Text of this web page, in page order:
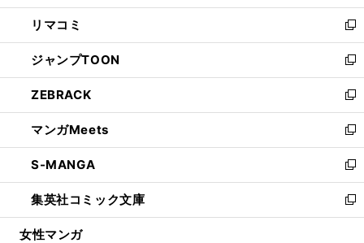
ウ
で
開
く
ン
ド
ウ
で
開
く
ウ
ィ
ン
ド
ウ
で
開
く
し
い
ウ
ィ
ン
ド
ウ
で
開
く
リマコミ
新
し
い
ウ
ィ
ン
ド
ウ
で
開
く
ジャンプTOON
新
し
い
ウ
ィ
ン
ド
ウ
で
開
ZEBRACK
新
し
い
ウ
ィ
ン
ド
ウ
マンガMeets
新
し
い
ウ
ィ
ン
S-MANGA
新
し
い
ウ
集英社コミック文庫
新
し
女性マンガ